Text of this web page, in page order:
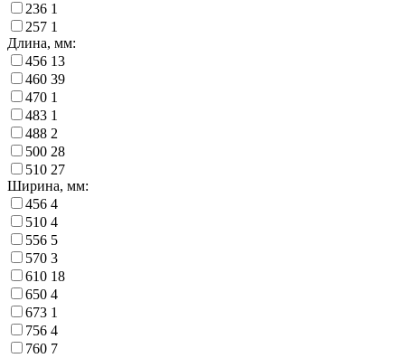
236 1
257 1
Длина, мм:
456 13
460 39
470 1
483 1
488 2
500 28
510 27
Ширина, мм:
456 4
510 4
556 5
570 3
610 18
650 4
673 1
756 4
760 7